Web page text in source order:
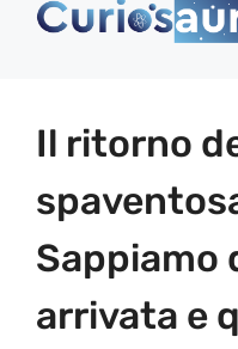
Il ritorno
Sappiamo
arrivata e